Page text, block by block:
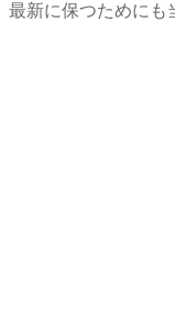
最新に保つためにも